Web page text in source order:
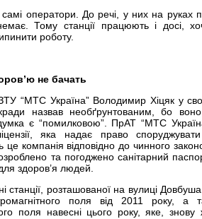
самі оператори. До речі, у них на руках
Тому станції працюють і досі,
роботу.
не бачать
ЗТУ “МТС Україна” Володимир Хіцяк у
назвав необґрунтованим, бо
є “помилковою”. ПрАТ “МТС
яка надає право
це компанія відповідно до чинного
та погоджено санітарний
здоров’я людей.
станції, розташованої на вулиці
поля від 2011 року, а
поля навесні цього року, яке,